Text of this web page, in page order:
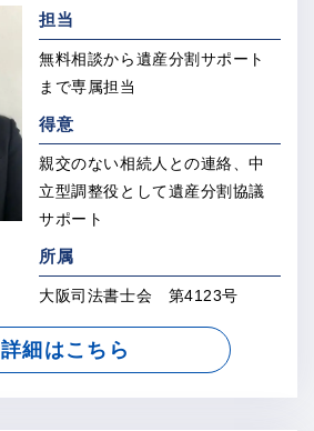
担当
無料相談から遺産分割サポート
まで専属担当
得意
親交のない相続人との連絡、中
立型調整役として遺産分割協議
サポート
所属
大阪司法書士会 第4123号
詳細はこちら